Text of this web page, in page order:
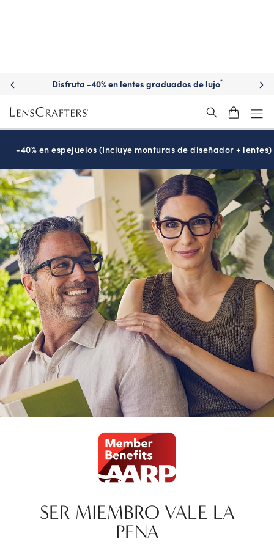
Disfruta -40% en lentes graduados de lujo*
-40% en espejuelos (Incluye monturas de diseñador + lentes)
SER MIEMBRO VALE LA
PENA